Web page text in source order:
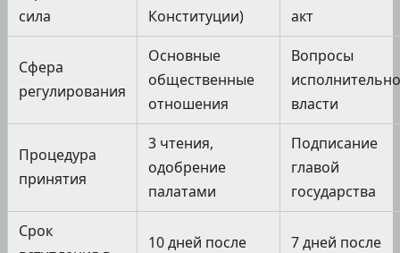
сила
Конституции)
акт
Сфера
регулирования
Основные
общественные
отношения
Вопросы
власти
Процедура
принятия
3 чтения,
одобрение
палатами
Подписание
главой
государства
Срок
10 дней после
7 дней после